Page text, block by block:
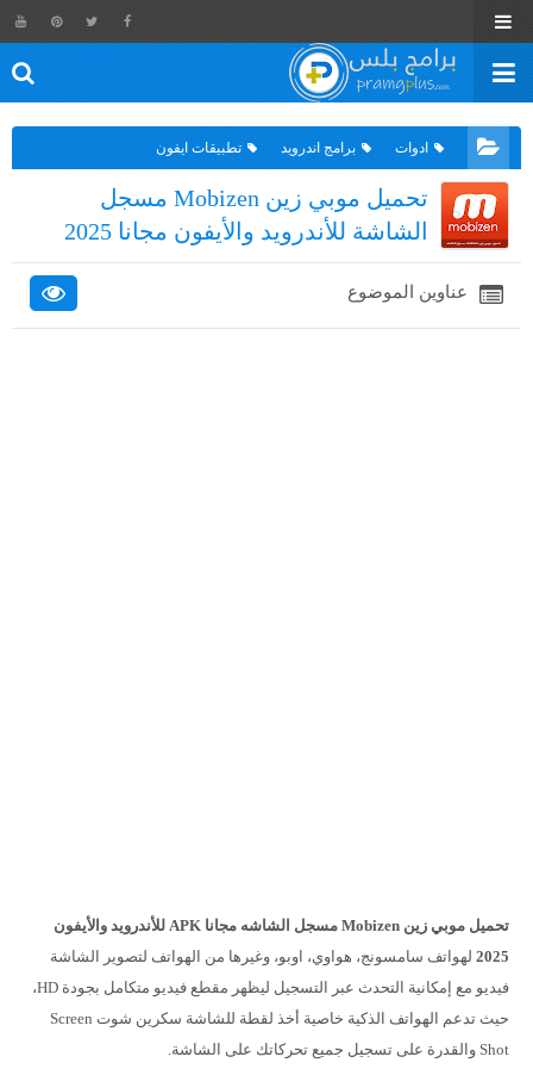
ادوات برامج اندرويد تطبيقات ايفون
تحميل موبي زين Mobizen مسجل
الشاشة للأندرويد والأيفون مجانا 2025
عناوين الموضوع
تحميل موبي زين Mobizen مسجل الشاشه مجانا APK للأندرويد والأيفون
2025 لهواتف سامسونج، هواوي، اوبو، وغيرها من الهواتف لتصوير الشاشة
فيديو مع إمكانية التحدث عبر التسجيل ليظهر مقطع فيديو متكامل بجودة HD،
حيث تدعم الهواتف الذكية خاصية أخذ لقطة للشاشة سكرين شوت Screen
Shot والقدرة على تسجيل جميع تحركاتك على الشاشة.